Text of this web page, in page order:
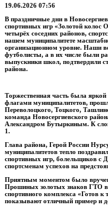
19.06.2026 07:56
В праздничные дни в
спортивных игр «Золотой колос
четырёх соседних районов,
нашем муниципалитете
организационном уровне. Наши
футболисты, а в их числе были
выпускники школ, подтвердили
района.
Торжественная часть была
флагами муниципалитетов,
Переволоцкого, Тоцкого,
команда Новосергиевского
Александром Бутыркиным. К
1.
Глава района, Герой России
муниципалитетов тепло
спортивных игр, болельщиков с
спортсменам успехов на
Приятным моментом было
Прошиных золотых знаков ГТО в
спортивного комплекса «Готов
показывают отличный пример и